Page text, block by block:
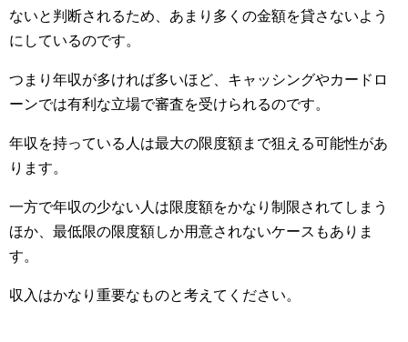
ないと判断されるため、あまり多くの金額を貸さないよう
にしているのです。
つまり年収が多ければ多いほど、キャッシングやカードロ
ーンでは有利な立場で審査を受けられるのです。
年収を持っている人は最大の限度額まで狙える可能性があ
ります。
一方で年収の少ない人は限度額をかなり制限されてしまう
ほか、最低限の限度額しか用意されないケースもありま
す。
収入はかなり重要なものと考えてください。